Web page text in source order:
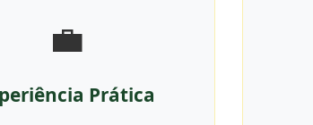
💼
Prática